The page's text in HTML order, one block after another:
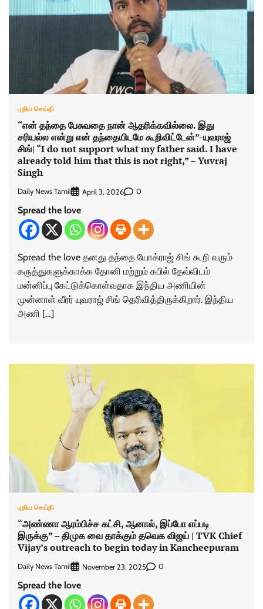
புதிய செய்தி
“என் தந்தை பேசுவதை நான் ஆதரிக்கவில்லை. இது
சரியல்ல என்று என் தந்தையிடமே கூறிவிட்டேன்”-யுவராஜ்
சிங்| “I do not support what my father said. I have
already told him that this is not right,” – Yuvraj
Singh
Daily News Tamil April 3, 2026 0
Spread the love
Spread the love தனது தந்தை யோக்ராஜ் சிங் கூறி வரும்
கருத்துகளுக்காக்க தோனி மற்றும் கபில் தேவ்விடம்
மன்னிப்பு கேட்டுக்கொள்வதாக இந்திய அணியின்
முன்னாள் வீரர் யுவராஜ் சிங் தெரிவித்திருக்கிறார். இந்திய
அணி […]
புதிய செய்தி
“அண்ணா ஆரம்பிச்ச கட்சி, ஆனால், இப்போ எப்படி
இருக்கு” – திமுக வை தாக்கும் தவெக விஜய் | TVK Chief
Vijay’s outreach to begin today in Kancheepuram
Daily News Tamil November 23, 2025 0
Spread the love